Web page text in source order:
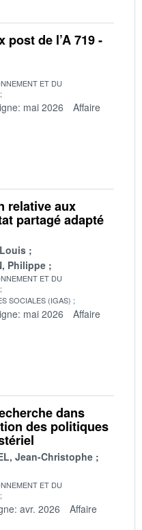
post de l’A 719 -
ET DU
mai 2026
Affaire
relative aux
partagé adapté
Philippe
ET DU
SOCIALES (IGAS)
mai 2026
Affaire
dans
des politiques
Jean-Christophe
ET DU
avr. 2026
Affaire